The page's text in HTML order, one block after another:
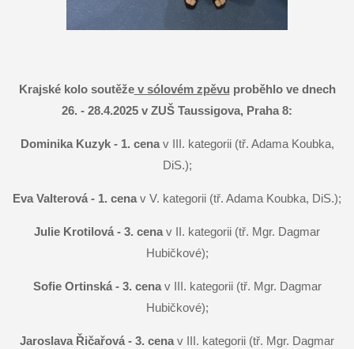
Krajské kolo soutěžev sólovém zpěvu proběhlo ve dnech
26. - 28.4.2025 v ZUŠ Taussigova, Praha 8:
Dominika Kuzyk - 1. cenav III. kategorii (tř. Adama Koubka,
DiS.);
Eva Valterová - 1. cena v V. kategorii (tř. Adama Koubka, DiS.);
Julie Krotilová - 3. cena v II. kategorii (tř. Mgr. Dagmar
Hubičkové);
Sofie Ortinská - 3. cenav III. kategorii (tř. Mgr. Dagmar
Hubičkové);
Jaroslava Řičařová - 3. cena v III. kategorii (tř. Mgr. Dagmar